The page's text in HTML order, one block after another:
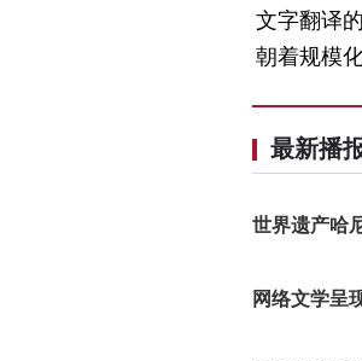
文字翻译
朝着规模
最新播
世界遗产哈
网络文学呈